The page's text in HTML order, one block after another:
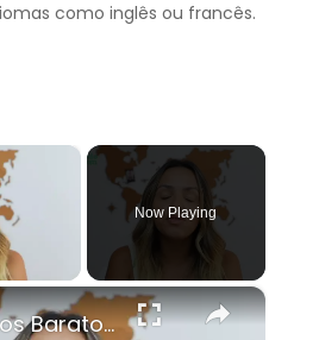
como inglês ou francês.
×
Video
Now Playing
×
5 Destinos Baratos no Brasil Para Conhecer e Amar!